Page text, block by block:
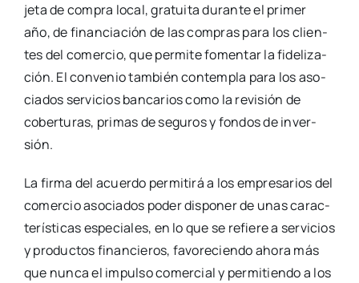
je­ta de com­pra local, gra­tui­ta duran­te el pri­mer
año, de finan­cia­ción de las com­pras para los clien­
tes del comer­cio, que per­mi­te fomen­tar la fide­li­za­
ción. El con­ve­nio tam­bién con­tem­pla para los aso­
cia­dos ser­vi­cios ban­ca­rios como la revi­sión de
cober­tu­ras, pri­mas de segu­ros y fon­dos de inver­
sión.
La fir­ma del acuer­do per­mi­ti­rá a los empre­sa­rios del
comer­cio aso­cia­dos poder dis­po­ner de unas carac­
te­rís­ti­cas espe­cia­les, en lo que se refie­re a ser­vi­cios
y pro­duc­tos finan­cie­ros, favo­re­cien­do aho­ra más
que nun­ca el impul­so comer­cial y per­mi­tien­do a los